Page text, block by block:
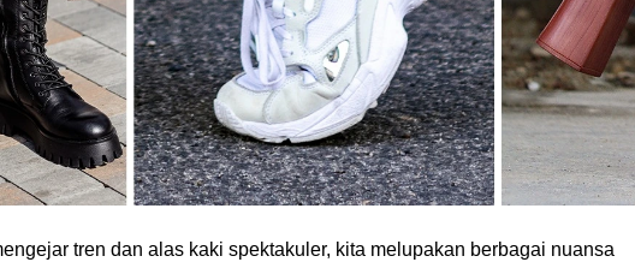
tren dan alas kaki spektakuler, kita melupakan berbagai nuansa